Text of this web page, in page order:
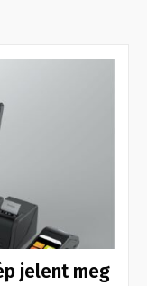
jelent meg